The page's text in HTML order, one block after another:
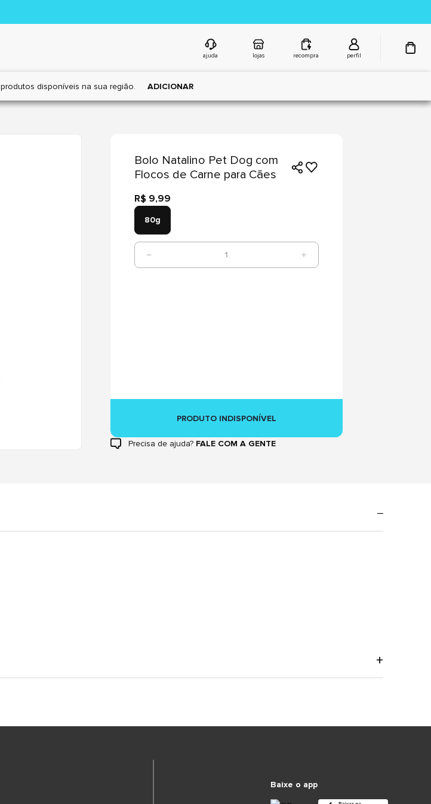
ajuda lojas recompra perfil
produtos disponíveis na sua região. ADICIONAR
Bolo Natalino Pet Dog com
Flocos de Carne para Cães
R$ 9,99
80g
1
PRODUTO INDISPONÍVEL
Precisa de ajuda? FALE COM A GENTE
Baixe o app